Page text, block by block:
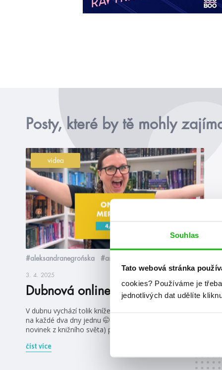
Souhlas
Tato webová stránka
cookies? Používáme je
jednotlivých dat udělíte
Posty, které by tě mohly
videa
#aleksandranegrońska #anetahastíková
3. 4. 2025
Dubnová online merenda 2025
V dubnu vychází tolik knížek, že prakticky můžete mít
na každé dva dny jednu 🤭 Tak se na ně (a na spoustu
novinek z knižního světa) pojďte podívat 😎
číst více